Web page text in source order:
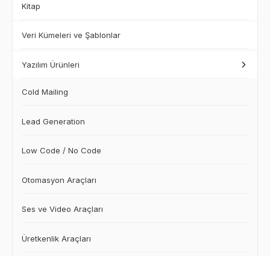
Kitap
Veri Kümeleri ve Şablonlar
Yazılım Ürünleri
Cold Mailing
Lead Generation
Low Code / No Code
Otomasyon Araçları
Ses ve Video Araçları
Üretkenlik Araçları